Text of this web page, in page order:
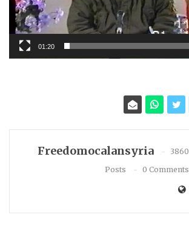
01:20
Freedomocalansyria
3860
Posts
0 Comments